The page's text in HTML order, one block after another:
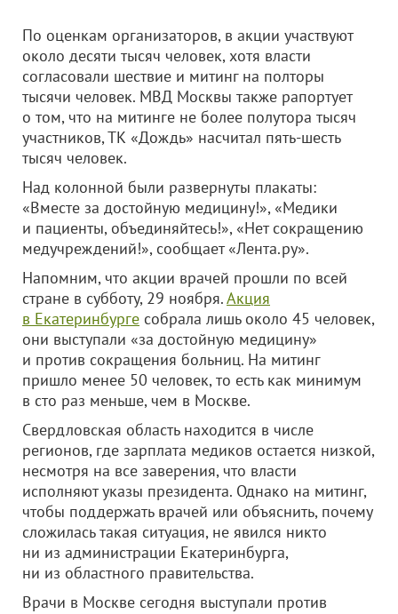
По оценкам организаторов, в акции участвуют
около десяти тысяч человек, хотя власти
согласовали шествие и митинг на полторы
тысячи человек. МВД Москвы также рапортует
о том, что на митинге не более полутора тысяч
участников, ТК «Дождь» насчитал пять-шесть
тысяч человек.
Над колонной были развернуты плакаты:
«Вместе за достойную медицину!», «Медики
и пациенты, объединяйтесь!», «Нет сокращению
медучреждений!», сообщает «Лента.ру».
Напомним, что акции врачей прошли по всей
стране в субботу, 29 ноября.Акция
в Екатеринбурге собрала лишь около 45 человек,
они выступали «за достойную медицину»
и против сокращения больниц. На митинг
пришло менее 50 человек, то есть как минимум
в сто раз меньше, чем в Москве.
Свердловская область находится в числе
регионов, где зарплата медиков остается низкой,
несмотря на все заверения, что власти
исполняют указы президента. Однако на митинг,
чтобы поддержать врачей или объяснить, почему
сложилась такая ситуация, не явился никто
ни из администрации Екатеринбурга,
ни из областного правительства.
Врачи в Москве сегодня выступали против